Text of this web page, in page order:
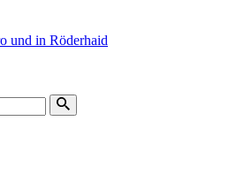
und in Röderhaid